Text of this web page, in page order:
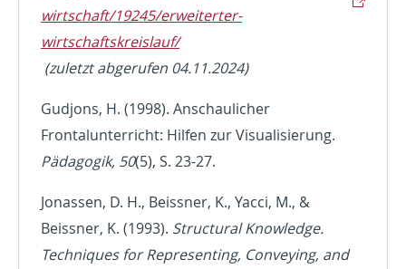
wirtschaft/19245/erweiterter-
wirtschaftskreislauf/
(zuletzt abgerufen 04.11.2024)
Gudjons, H. (1998). Anschaulicher
Frontalunterricht: Hilfen zur Visualisierung.
Pädagogik, 50(5), S. 23-27.
Jonassen, D. H., Beissner, K., Yacci, M., &
Beissner, K. (1993). Structural Knowledge.
Techniques for Representing, Conveying, and